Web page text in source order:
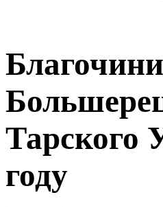
Тарского
году